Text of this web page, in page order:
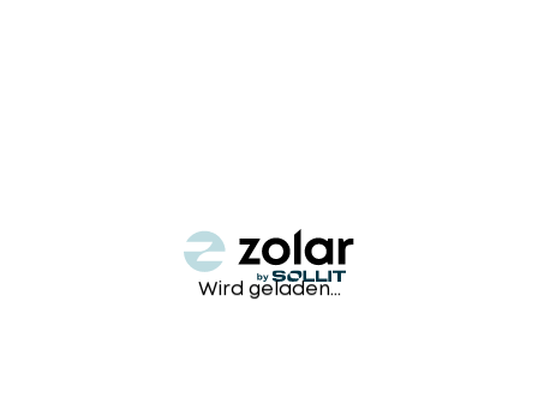
Wird geladen...